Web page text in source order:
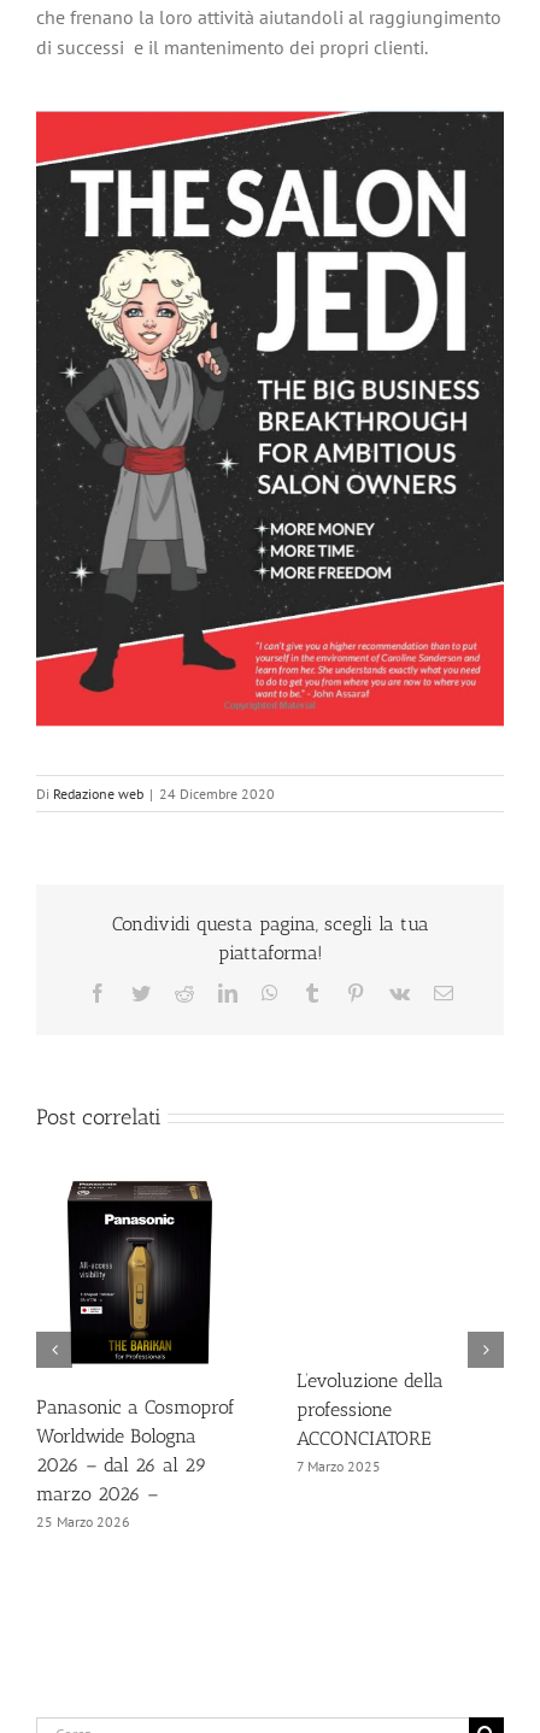
che frenano la loro attività aiutandoli al raggiungimento
di successi e il mantenimento dei propri clienti.
Di Redazione web | 24 Dicembre 2020
Condividi questa pagina, scegli la tua
piattaforma!
Facebook
TwitterRedditLinkedInWhatsApp
Tumblr Pinterest
Vk Email
Post correlati
Panasonic a Cosmoprof
Worldwide Bologna
2026 – dal 26 al 29
marzo 2026 –
25 Marzo 2026
L’evoluzione della
professione
ACCONCIATORE
7 Marzo 2025